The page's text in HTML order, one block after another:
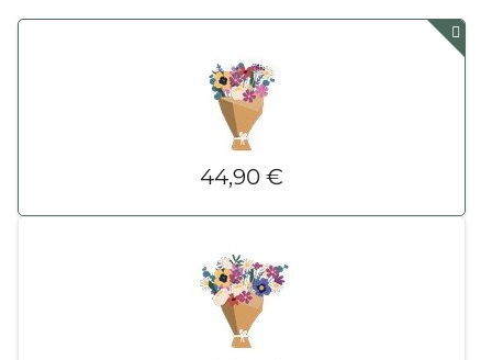
44,90 €